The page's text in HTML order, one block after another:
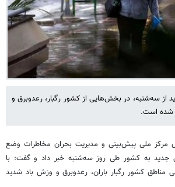
از سه‌شنبه، در بخش‌هایی از کشور رگبار، رعدوبرق و
شده است.
مرکز ملی پیش‌بینی و مدیریت بحران مخاطرات وضع
جدید به کشور طی روز سه‌شنبه خبر داد و گفت: با
مناطق کشور رگبار باران، رعدوبرق و وزش باد شدید